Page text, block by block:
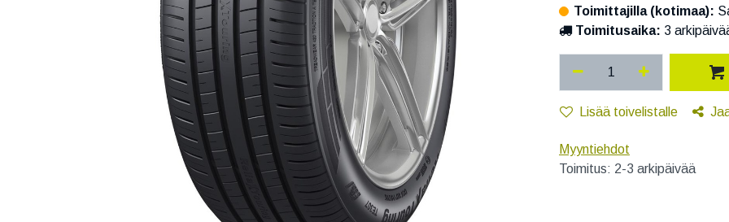
Toimittajilla (kotimaa):
Toimitusaika: 3
Lisää toivelistalle
Myyntiehdot
Toimitus: 2-3 arkipäivää